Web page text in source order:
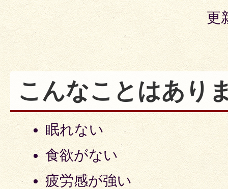
更
こんなことはあり
眠れない
食欲がない
疲労感が強い